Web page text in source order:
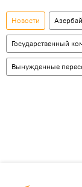
Новости
Вынужденные